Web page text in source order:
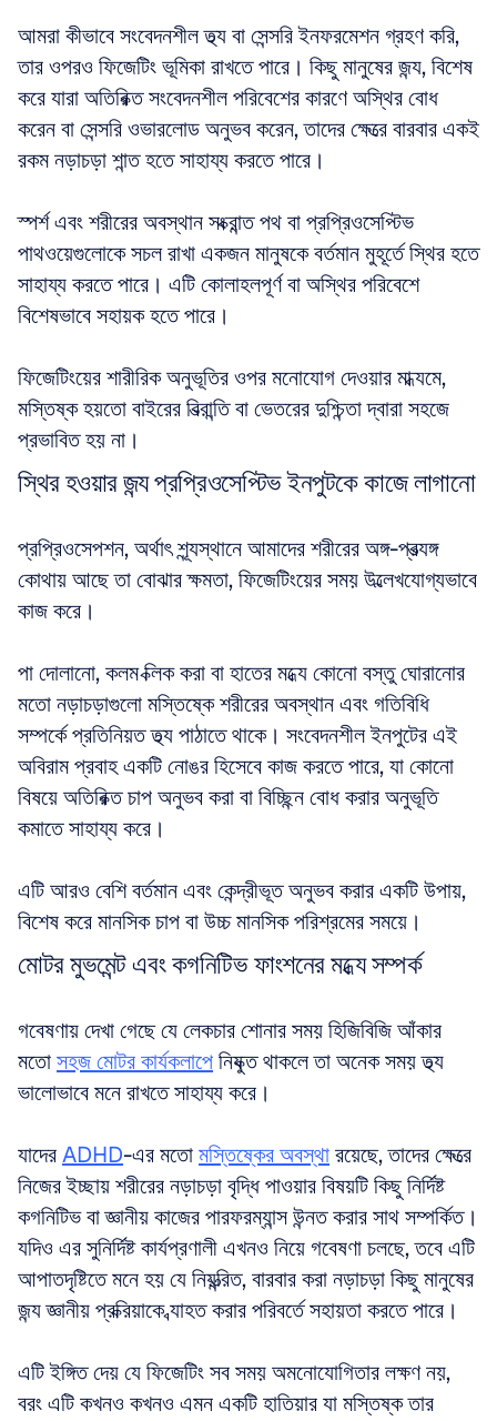
আমরা কীভাবে সংবেদনশীল তথ্য বা সেন্সরি ইনফরমেশন গ্রহণ করি,
তার ওপরও ফিজেটিং ভূমিকা রাখতে পারে। কিছু মানুষের জন্য, বিশেষ
করে যারা অতিরিক্ত সংবেদনশীল পরিবেশের কারণে অস্থির বোধ
করেন বা সেন্সরি ওভারলোড অনুভব করেন, তাদের ক্ষেত্রে বারবার একই
রকম নড়াচড়া শান্ত হতে সাহায্য করতে পারে।
স্পর্শ এবং শরীরের অবস্থান সংক্রান্ত পথ বা প্রপ্রিওসেপ্টিভ
পাথওয়েগুলোকে সচল রাখা একজন মানুষকে বর্তমান মুহূর্তে স্থির হতে
সাহায্য করতে পারে। এটি কোলাহলপূর্ণ বা অস্থির পরিবেশে
বিশেষভাবে সহায়ক হতে পারে।
ফিজেটিংয়ের শারীরিক অনুভূতির ওপর মনোযোগ দেওয়ার মাধ্যমে,
মস্তিষ্ক হয়তো বাইরের বিভ্রান্তি বা ভেতরের দুশ্চিন্তা দ্বারা সহজে
প্রভাবিত হয় না।
স্থির হওয়ার জন্য প্রপ্রিওসেপ্টিভ ইনপুটকে কাজে লাগানো
প্রপ্রিওসেপশন, অর্থাৎ শূন্যস্থানে আমাদের শরীরের অঙ্গ-প্রত্যঙ্গ
কোথায় আছে তা বোঝার ক্ষমতা, ফিজেটিংয়ের সময় উল্লেখযোগ্যভাবে
কাজ করে।
পা দোলানো, কলম ক্লিক করা বা হাতের মধ্যে কোনো বস্তু ঘোরানোর
মতো নড়াচড়াগুলো মস্তিষ্কে শরীরের অবস্থান এবং গতিবিধি
সম্পর্কে প্রতিনিয়ত তথ্য পাঠাতে থাকে। সংবেদনশীল ইনপুটের এই
অবিরাম প্রবাহ একটি নোঙর হিসেবে কাজ করতে পারে, যা কোনো
বিষয়ে অতিরিক্ত চাপ অনুভব করা বা বিচ্ছিন্ন বোধ করার অনুভূতি
কমাতে সাহায্য করে।
এটি আরও বেশি বর্তমান এবং কেন্দ্রীভূত অনুভব করার একটি উপায়,
বিশেষ করে মানসিক চাপ বা উচ্চ মানসিক পরিশ্রমের সময়ে।
মোটর মুভমেন্ট এবং কগনিটিভ ফাংশনের মধ্যে সম্পর্ক
গবেষণায় দেখা গেছে যে লেকচার শোনার সময় হিজিবিজি আঁকার
মতো সহজ মোটর কার্যকলাপে নিযুক্ত থাকলে তা অনেক সময় তথ্য
ভালোভাবে মনে রাখতে সাহায্য করে।
যাদের ADHD-এর মতো মস্তিষ্কের অবস্থা রয়েছে, তাদের ক্ষেত্রে
নিজের ইচ্ছায় শরীরের নড়াচড়া বৃদ্ধি পাওয়ার বিষয়টি কিছু নির্দিষ্ট
কগনিটিভ বা জ্ঞানীয় কাজের পারফরম্যান্স উন্নত করার সাথ সম্পর্কিত।
যদিও এর সুনির্দিষ্ট কার্যপ্রণালী এখনও নিয়ে গবেষণা চলছে, তবে এটি
আপাতদৃষ্টিতে মনে হয় যে নিয়ন্ত্রিত, বারবার করা নড়াচড়া কিছু মানুষের
জন্য জ্ঞানীয় প্রক্রিয়াকে ব্যাহত করার পরিবর্তে সহায়তা করতে পারে।
এটি ইঙ্গিত দেয় যে ফিজেটিং সব সময় অমনোযোগিতার লক্ষণ নয়,
বরং এটি কখনও কখনও এমন একটি হাতিয়ার যা মস্তিষ্ক তার